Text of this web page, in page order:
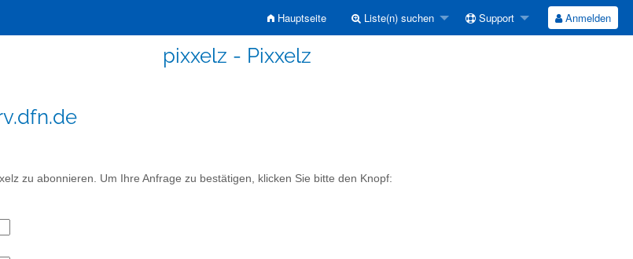
Hauptseite Liste(n) suchen Support Anmelden
pixxelz - Pixxelz
zu abonnieren. Um Ihre Anfrage zu bestätigen, klicken Sie bitte den Knopf: